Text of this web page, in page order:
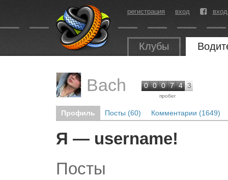
регистрация вход
Клубы
Bach 0 0 0 7 4 3
пробег
Профиль Посты (60) Комментарии (1649)
Я — username!
Посты